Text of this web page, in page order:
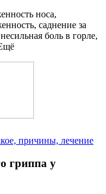
носа,
саднение за
боль в горле,
причины, лечение
гриппа у